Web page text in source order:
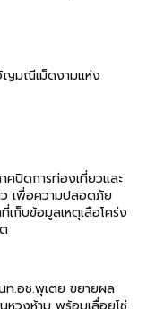
ญมณีเม็ดงามแห่ง
ศปิดการท่องเที่ยวและ
เพื่อความปลอดภัย
เก็บข้อมูลเหตุเสือโคร่ง
ท.อช.พุเตย​ ขยายผล